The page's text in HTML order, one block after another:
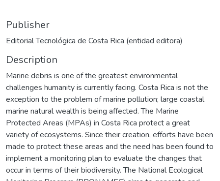
Publisher
Editorial Tecnológica de Costa Rica (entidad editora)
Description
Marine debris is one of the greatest environmental
challenges humanity is currently facing. Costa Rica is not the
exception to the problem of marine pollution; large coastal
marine natural wealth is being affected. The Marine
Protected Areas (MPAs) in Costa Rica protect a great
variety of ecosystems. Since their creation, efforts have been
made to protect these areas and the need has been found to
implement a monitoring plan to evaluate the changes that
occur in terms of their biodiversity. The National Ecological